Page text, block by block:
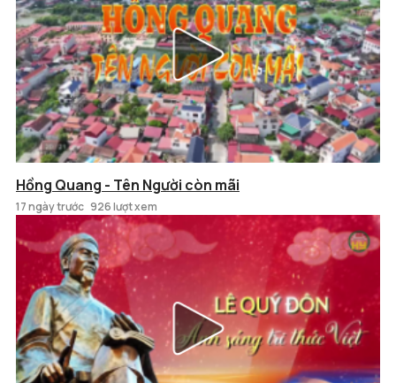
Hồng Quang - Tên Người còn mãi
17 ngày trước 926 lượt xem